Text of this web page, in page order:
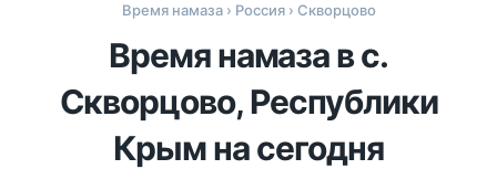
Время намаза› Россия› Скворцово
Время намаза в с.
Скворцово, Республики
Крым на сегодня